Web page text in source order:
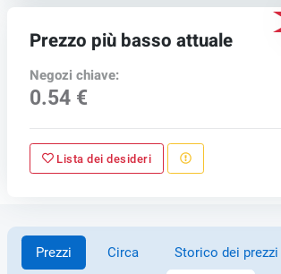
Prezzo più basso attuale
Negozi chiave:
0.54 €
Lista dei desideri
Prezzi Circa Storico dei prezzi